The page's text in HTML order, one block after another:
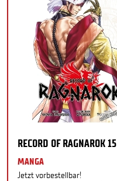
RECORD OF RAGNAROK 15
MANGA
Jetzt vorbestellbar!